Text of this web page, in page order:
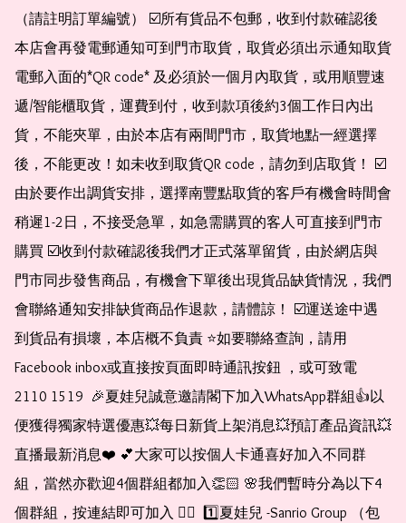
（請註明訂單編號） ☑️所有貨品不包郵，收到付款確認後
本店會再發電郵通知可到門市取貨，取貨必須出示通知取貨
電郵入面的*QR code* 及必須於一個月內取貨，或用順豐速
遞/智能櫃取貨，運費到付，收到款項後約3個工作日內出
貨，不能夾單，由於本店有兩間門市，取貨地點一經選擇
後，不能更改！如未收到取貨QR code，請勿到店取貨！ ☑️
由於要作出調貨安排，選擇南豐點取貨的客戶有機會時間會
稍遲1-2日，不接受急單，如急需購買的客人可直接到門市
購買 ☑️收到付款確認後我們才正式落單留貨，由於網店與
門市同步發售商品，有機會下單後出現貨品缺貨情況，我們
會聯絡通知安排缺貨商品作退款，請體諒！ ☑️運送途中遇
到貨品有損壞，本店概不負責 ⭐️如要聯絡查詢，請用
Facebook inbox或直接按頁面即時通訊按鈕 ，或可致電
2110 1519  🎉夏娃兒誠意邀請閣下加入WhatsApp群組👍以
便獲得獨家特選優惠💥每日新貨上架消息💥預訂產品資訊💥
直播最新消息❤️ 💕大家可以按個人卡通喜好加入不同群
組，當然亦歡迎4個群組都加入👏🏻 🌸我們暫時分為以下4
個群組，按連結即可加入 👇🏻  1️⃣夏娃兒 -Sanrio Group （包